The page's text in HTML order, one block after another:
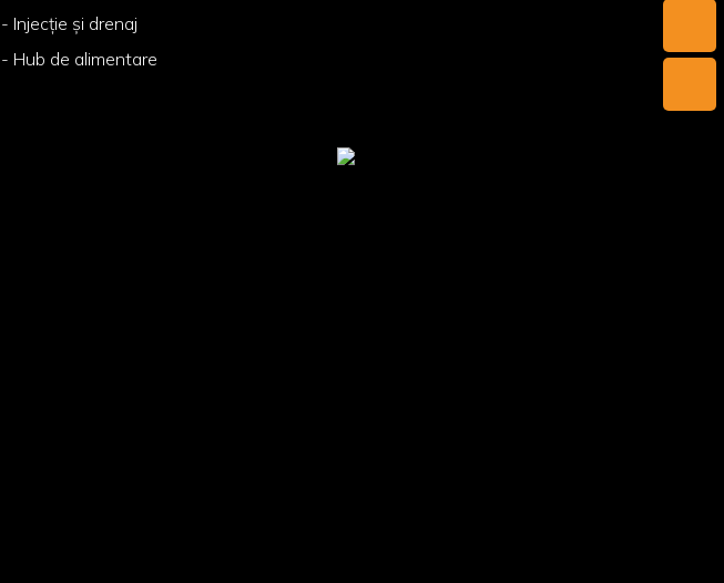
- Injecție și drenaj
- Hub de alimentare